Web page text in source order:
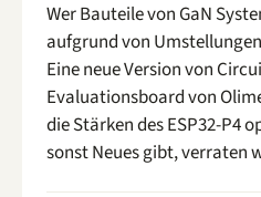
Wer Bauteile von GaN
aufgrund von
Eine neue Version von
Evaluationsboard von
die Stärken des ESP32-P4
sonst Neues gibt, verraten